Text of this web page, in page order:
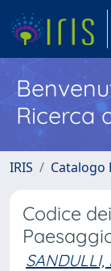
Ricerca
IRIS Catalogo
Codice